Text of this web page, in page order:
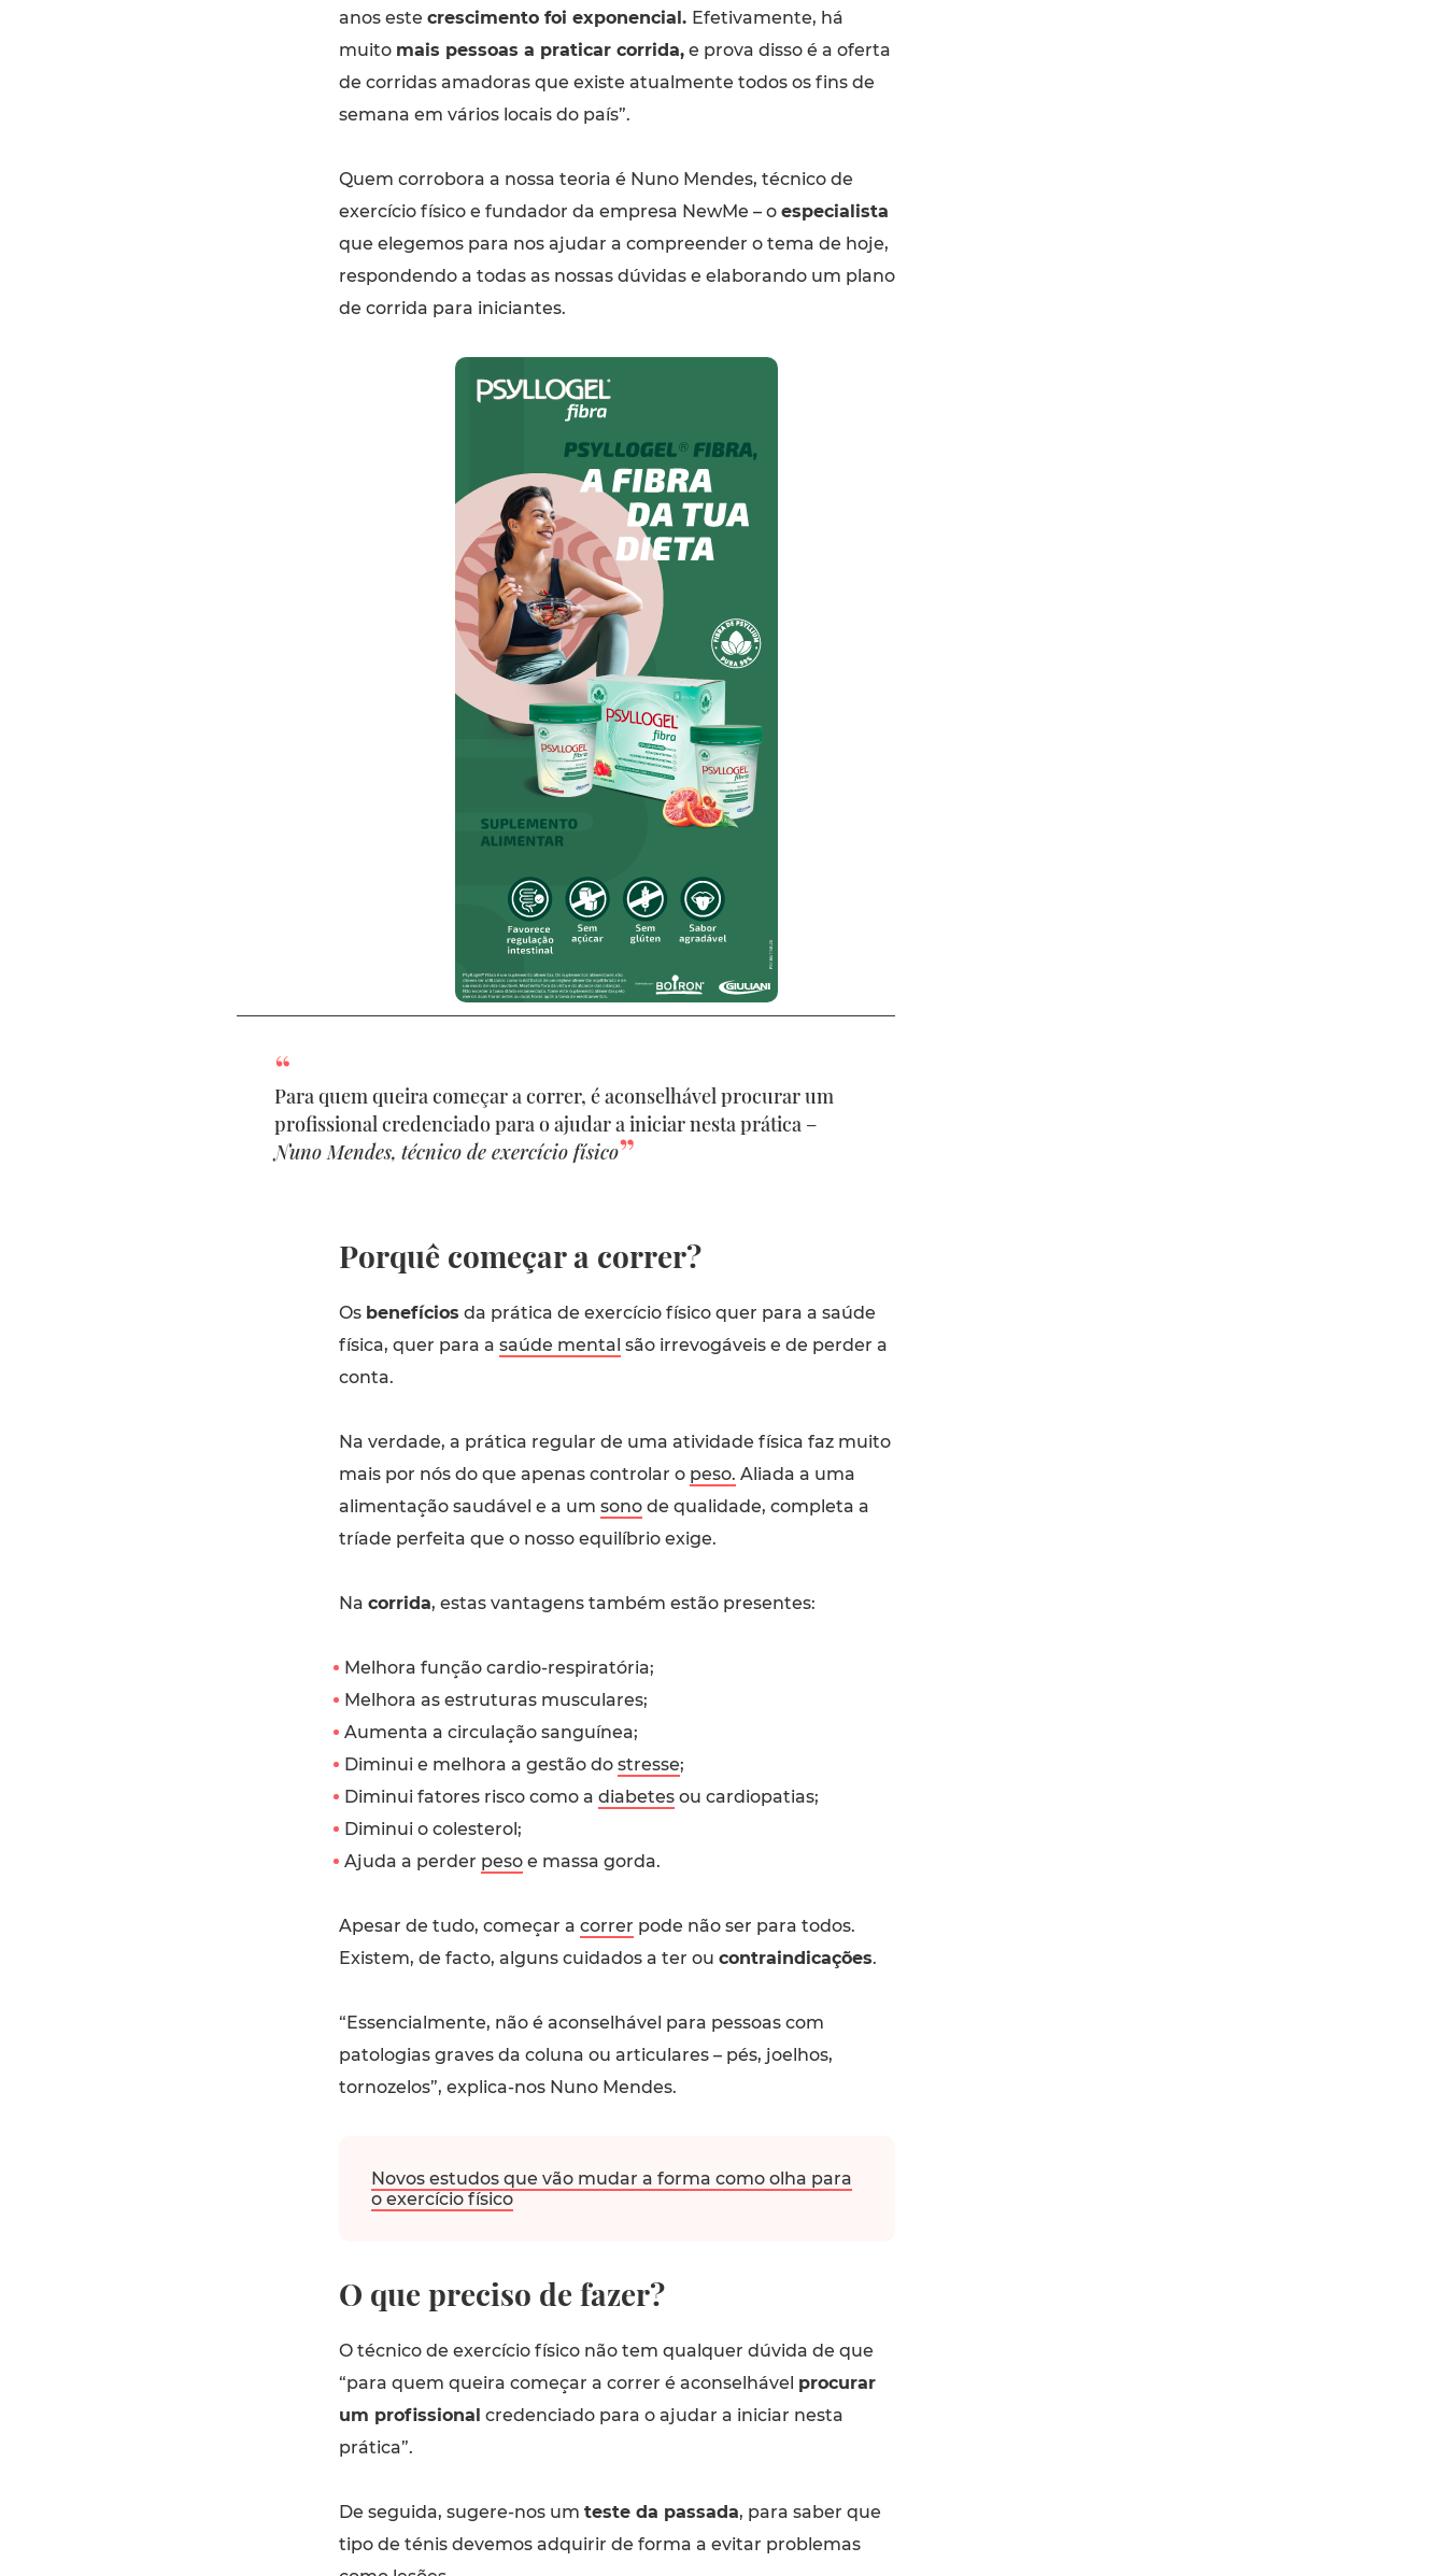
anos este crescimento foi exponencial. Efetivamente, há
muito mais pessoas a praticar corrida,e prova disso é a oferta
de corridas amadoras que existe atualmente todos os fins de
semana em vários locais do país”.
Quem corrobora a nossa teoria é Nuno Mendes, técnico de
exercício físico e fundador da empresa NewMe – o especialista
que elegemos para nos ajudar a compreender o tema de hoje,
respondendo a todas as nossas dúvidas e elaborando um plano
de corrida para iniciantes.
Para quem queira começar a correr, é aconselhável procurar um
profissional credenciado para o ajudar a iniciar nesta prática –
Nuno Mendes, técnico de exercício físico
Porquê começar a correr?
Os benefícios da prática de exercício físico quer para a saúde
física, quer para a saúde mental são irrevogáveis e de perder a
conta.
Na verdade, a prática regular de uma atividade física faz muito
mais por nós do que apenas controlar o peso. Aliada a uma
alimentação saudável e a um sonode qualidade, completa a
tríade perfeita que o nosso equilíbrio exige.
Na corrida, estas vantagens também estão presentes:
Melhora função cardio-respiratória;
Melhora as estruturas musculares;
Aumenta a circulação sanguínea;
Diminui e melhora a gestão do stresse;
Diminui fatores risco como a diabetesou cardiopatias;
Diminui o colesterol;
Ajuda a perder pesoe massa gorda.
Apesar de tudo, começar a correr pode não ser para todos.
Existem, de facto, alguns cuidados a ter ou contraindicações.
“Essencialmente, não é aconselhável para pessoas com
patologias graves da coluna ou articulares – pés, joelhos,
tornozelos”, explica-nos Nuno Mendes.
Novos estudos que vão mudar a forma como olha para
o exercício físico
O que preciso de fazer?
O técnico de exercício físico não tem qualquer dúvida de que
“para quem queira começar a correr é aconselhável procurar
um profissional credenciado para o ajudar a iniciar nesta
prática”.
De seguida, sugere-nos um teste da passada, para saber que
tipo de ténis devemos adquirir de forma a evitar problemas